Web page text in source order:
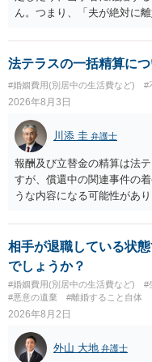
ん。つまり、「夫が絶対に
きません。 調停段階での離
になるような条件提示をす
をいえば、夫から「この条
条件を全部丸呑みする、と
だ、離婚訴訟をしたくない
足下を見られてしまいます
に抵抗する可能性が高いの
離婚訴訟で離婚原因を主張
も少なくありません。見通
よいと思います。
法テラスの一括精算に
#婚姻費用(別居中の生活費など) #
2026年8月3日
川添 圭 弁護士
報酬及び立替金の精算は法
すが、償還中の関連事件の
うな内容になる可能性があ
情によって対応が違います
実です。
相手が退職している状
でしょうか？
#婚姻費用(別居中の生活費など) #
#悪意の遺棄
#離婚すること自体
2026年8月2日
外山 大地 弁護士